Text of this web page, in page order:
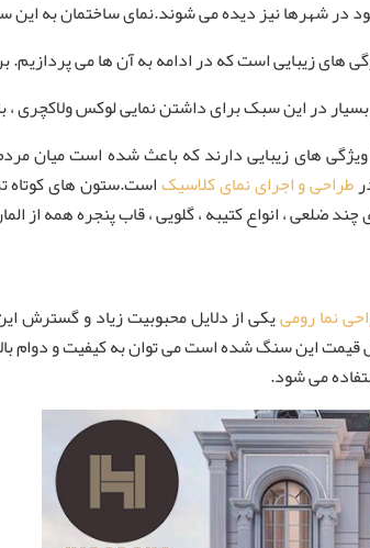
در شهرها نیز دیده می شوند.نمای ساختمان به
های زیبایی است که در ادامه به آن ها می پردازیم.
در این سبک برای داشتن نمایی لوکس ولاکچری
های زیبایی دارند که باعث شده است میان
طراحی و اجرای نمای کلاسیکاست.ستون های کوتاه
ضلعی ، انواع کتیبه ، گلویی ، قاب پنجره همه از
نما رومییکی از دلایل محبوبیت زیاد و گسترش
این سنگ شده است می توان به کیفیت و دوام
می شود.